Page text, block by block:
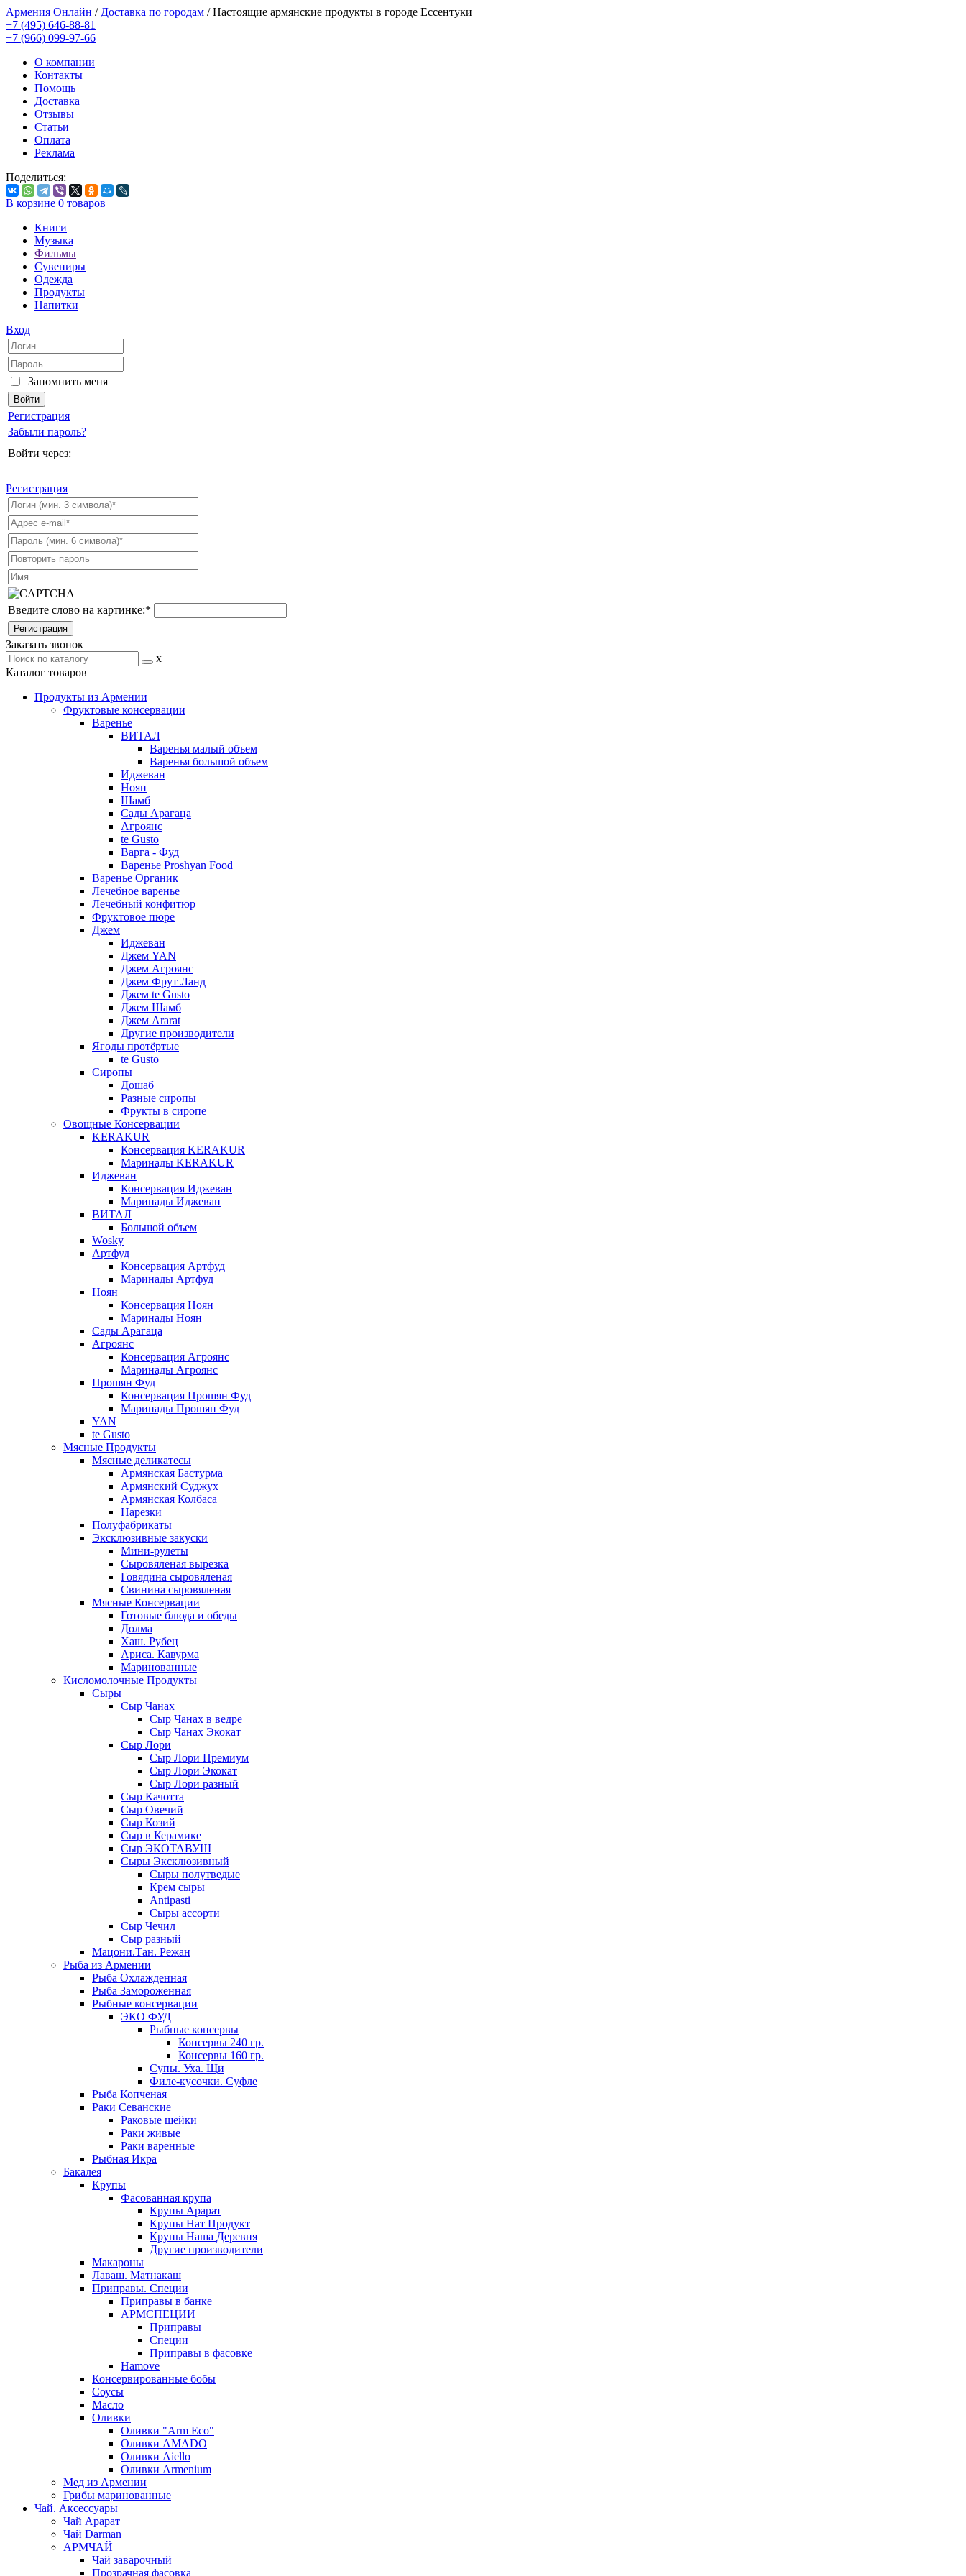
Армения Онлайн / Доставка по городам /Настоящие армянские продукты в городе Ессентуки
+7 (495) 646-88-81
+7 (966) 099-97-66
О компании
Контакты
Помощь
Доставка
Отзывы
Статьи
Оплата
Реклама
Поделиться:
В корзине 0 товаров
Книги
Музыка
Фильмы
Сувениры
Одежда
Продукты
Напитки
Вход
Запомнить меня
Регистрация
Забыли пароль?
Войти через:
Регистрация
Введите слово на картинке:*
Заказать звонок
x
Каталог товаров
Продукты из Армении
Фруктовые консервации
Варенье
ВИТАЛ
Варенья малый объем
Варенья большой объем
Иджеван
Ноян
Шамб
Сады Арагаца
Агроянс
te Gusto
Варга - Фуд
Варенье Proshyan Food
Варенье Органик
Лечебное варенье
Лечебный конфитюр
Фруктовое пюре
Джем
Иджеван
Джем YAN
Джем Агроянс
Джем Фрут Ланд
Джем te Gusto
Джем Шамб
Джем Ararat
Другие производители
Ягоды протёртые
te Gusto
Сиропы
Дошаб
Разные сиропы
Фрукты в сиропе
Овощные Консервации
KERAKUR
Консервация KERAKUR
Маринады KERAKUR
Иджеван
Консервация Иджеван
Маринады Иджеван
ВИТАЛ
Большой объем
Wosky
Артфуд
Консервация Артфуд
Маринады Артфуд
Ноян
Консервация Ноян
Маринады Ноян
Сады Арагаца
Агроянс
Консервация Агроянс
Маринады Агроянс
Прошян Фуд
Консервация Прошян Фуд
Маринады Прошян Фуд
YAN
te Gusto
Мясные Продукты
Мясные деликатесы
Армянская Бастурма
Армянский Суджух
Армянская Колбаса
Нарезки
Полуфабрикаты
Эксклюзивные закуски
Мини-рулеты
Сыровяленая вырезка
Говядина сыровяленая
Свинина сыровяленая
Мясные Консервации
Готовые блюда и обеды
Долма
Хаш. Рубец
Ариса. Кавурма
Маринованные
Кисломолочные Продукты
Сыры
Сыр Чанах
Сыр Чанах в ведре
Сыр Чанах Экокат
Сыр Лори
Сыр Лори Премиум
Сыр Лори Экокат
Сыр Лори разный
Сыр Качотта
Сыр Овечий
Сыр Козий
Сыр в Керамике
Сыр ЭКОТАВУШ
Сыры Эксклюзивный
Сыры полутведые
Крем сыры
Antipasti
Сыры ассорти
Сыр Чечил
Сыр разный
Мацони.Тан. Режан
Рыба из Армении
Рыба Охлажденная
Рыба Замороженная
Рыбные консервации
ЭКО ФУД
Рыбные консервы
Консервы 240 гр.
Консервы 160 гр.
Супы. Уха. Щи
Филе-кусочки. Суфле
Рыба Копченая
Раки Севанские
Раковые шейки
Раки живые
Раки варенные
Рыбная Икра
Бакалея
Крупы
Фасованная крупа
Крупы Арарат
Крупы Нат Продукт
Крупы Наша Деревня
Другие производители
Макароны
Лаваш. Матнакаш
Приправы. Специи
Приправы в банке
АРМСПЕЦИИ
Приправы
Специи
Приправы в фасовке
Hamove
Консервированные бобы
Соусы
Масло
Оливки
Оливки "Arm Eco"
Оливки AMADO
Оливки Aiello
Оливки Armenium
Мед из Армении
Грибы маринованные
Чай. Аксессуары
Чай Арарат
Чай Darman
АРМЧАЙ
Чай заварочный
Прозрачная фасовка